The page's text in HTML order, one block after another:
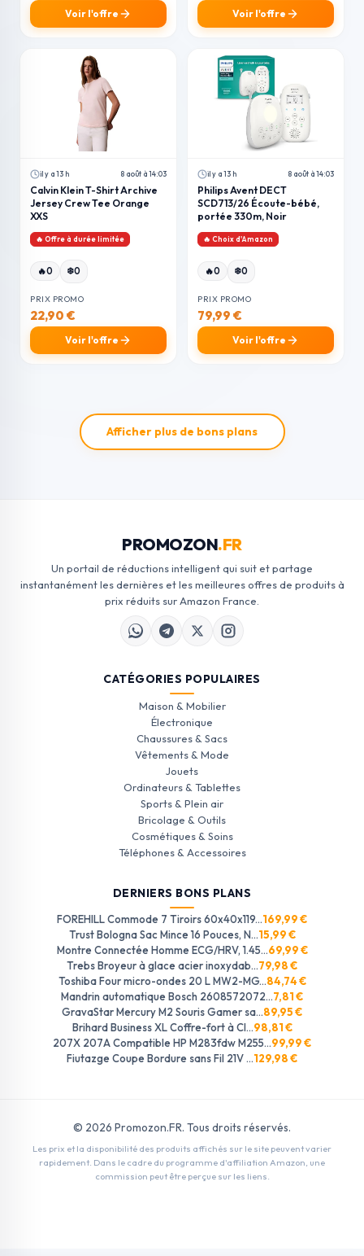
Voir l'offre Voir l'offre
il y a 13 h 8 août à 14:03
Calvin Klein T-Shirt Archive
Jersey Crew Tee Orange
XXS
🔥 Offre à durée limitée
🔥0 ❄️0
PRIX PROMO
22,90 €
Voir l'offre
il y a 13 h 8 août à 14:03
Philips Avent DECT
SCD713/26 Écoute-bébé,
portée 330m, Noir
🔥 Choix d'Amazon
🔥0 ❄️0
PRIX PROMO
79,99 €
Voir l'offre
Afficher plus de bons plans
PROMOZON.FR
Un portail de réductions intelligent qui suit et partage
instantanément les dernières et les meilleures offres de produits à
prix réduits sur Amazon France.
CATÉGORIES POPULAIRES
Maison & Mobilier
Électronique
Chaussures & Sacs
Vêtements & Mode
Jouets
Ordinateurs & Tablettes
Sports & Plein air
Bricolage & Outils
Cosmétiques & Soins
Téléphones & Accessoires
DERNIERS BONS PLANS
FOREHILL Commode 7 Tiroirs 60x40x119...169,99 €
Trust Bologna Sac Mince 16 Pouces, N...15,99 €
Montre Connectée Homme ECG/HRV, 1.45...69,99 €
Trebs Broyeur à glace acier inoxydab...79,98 €
Toshiba Four micro-ondes 20 L MW2-MG...84,74 €
Mandrin automatique Bosch 2608572072...7,81 €
GravaStar Mercury M2 Souris Gamer sa...89,95 €
Brihard Business XL Coffre-fort à Cl...98,81 €
207X 207A Compatible HP M283fdw M255...99,99 €
Fiutazge Coupe Bordure sans Fil 21V ...129,98 €
© 2026 Promozon.FR. Tous droits réservés.
Les prix et la disponibilité des produits affichés sur le site peuvent varier
rapidement. Dans le cadre du programme d'affiliation Amazon, une
commission peut être perçue sur les liens.